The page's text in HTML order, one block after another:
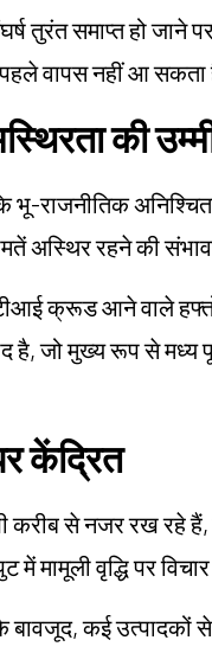
तुरंत समाप्त हो जाने
पहले वापस नहीं आ सकता
की
राजनीतिक
अस्थिर रहने की
क्रूड आने वाले
है, जो मुख्य रूप से मध्य
केंद्रित
से नजर रख रहे हैं,
मामूली वृद्धि पर
बावजूद, कई उत्पादकों